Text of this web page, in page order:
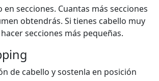
en secciones. Cuantas más secciones
obtendrás. Si tienes cabello muy
secciones más pequeñas.
de cabello y sostenla en posición